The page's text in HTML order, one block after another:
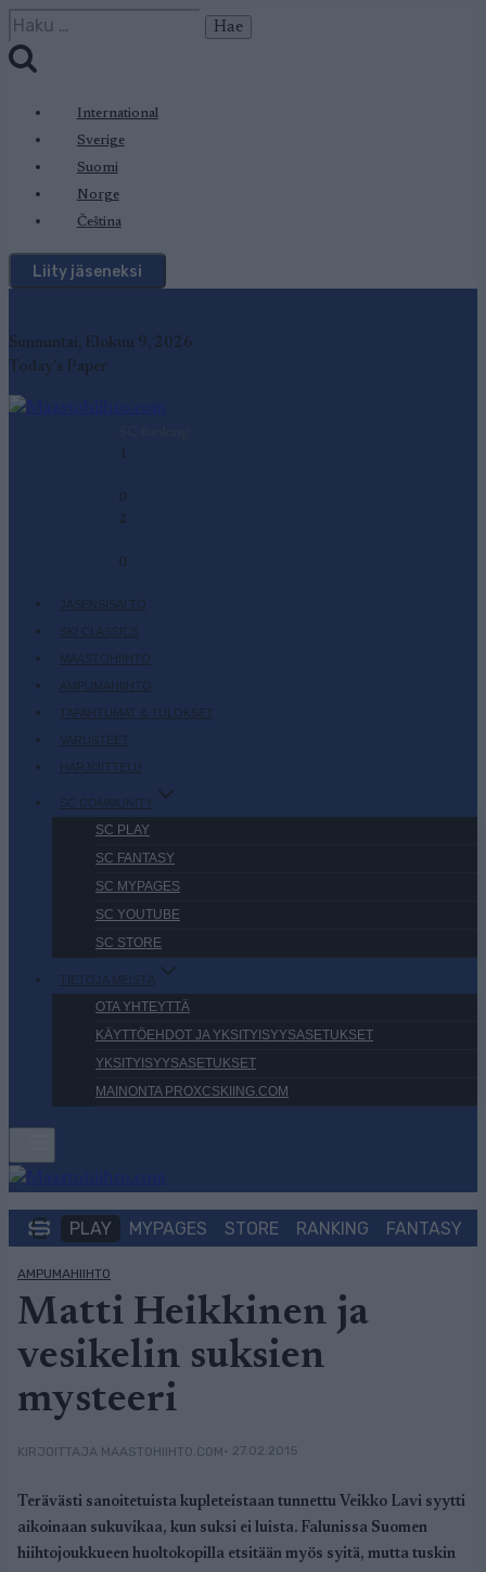
Siirry
sisältöön
Haku:
International
Sverige
Suomi
Norge
Čeština
Liity jäseneksi
Sunnuntai, Elokuu 9, 2026
Today's Paper
1
-
0
2
-
0
JÄSENSISÄLTÖ
SKI CLASSICS
MAASTOHIIHTO
AMPUMAHIIHTO
TAPAHTUMAT & TULOKSET
VARUSTEET
HARJOITTELU
SC COMMUNITY
SC PLAY
SC FANTASY
SC MYPAGES
SC YOUTUBE
SC STORE
TIETOJA MEISTÄ
OTA YHTEYTTÄ
KÄYTTÖEHDOT JA YKSITYISYYSASETUKSET
YKSITYISYYSASETUKSET
MAINONTA PROXCSKIING.COM
PLAY MYPAGES STORE RANKING FANTASY
AMPUMAHIIHTO
Matti Heikkinen ja
vesikelin suksien
mysteeri
KIRJOITTAJA MAASTOHIIHTO.COM• 27.02.2015
Terävästi sanoitetuista kupleteistaan tunnettu Veikko Lavi syytti
aikoinaan sukuvikaa, kun suksi ei luista. Falunissa Suomen
hiihtojoukkueen huoltokopilla etsitään myös syitä, mutta tuskin